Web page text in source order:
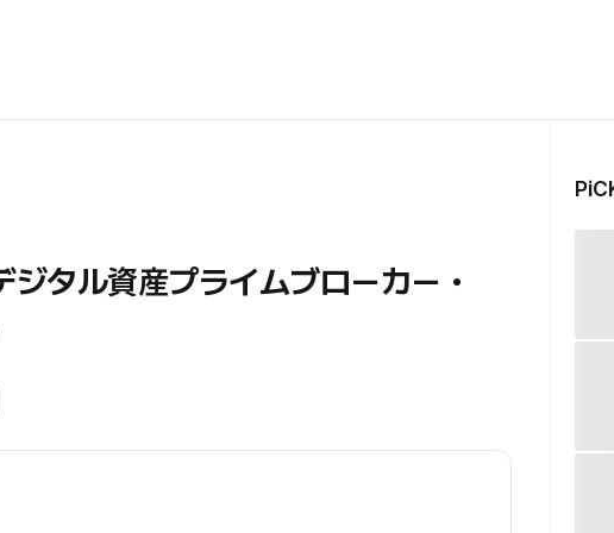
ジタル資産プライムブローカー・